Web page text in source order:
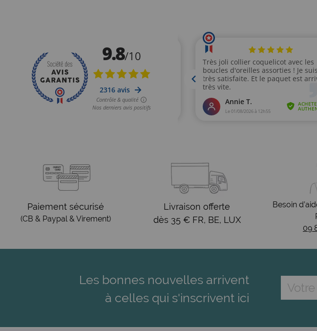
Paiement sécurisé
(CB & Paypal & Virement)
Livraison offerte
dès 35 € FR, BE, LUX
Besoin
09
Les bonnes nouvelles arrivent
à celles qui s'inscrivent ici